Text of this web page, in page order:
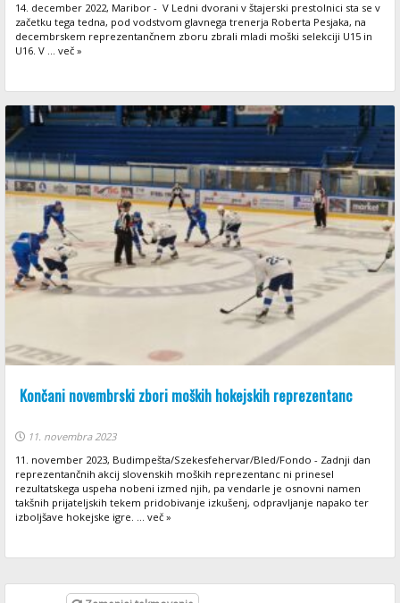
14. december 2022, Maribor - V Ledni dvorani v štajerski prestolnici sta se v
začetku tega tedna, pod vodstvom glavnega trenerja Roberta Pesjaka, na
decembrskem reprezentančnem zboru zbrali mladi moški selekciji U15 in
U16. V ... več »
Končani novembrski zbori moških hokejskih reprezentanc
11. novembra 2023
11. november 2023, Budimpešta/Szekesfehervar/Bled/Fondo - Zadnji dan
reprezentančnih akcij slovenskih moških reprezentanc ni prinesel
rezultatskega uspeha nobeni izmed njih, pa vendarle je osnovni namen
takšnih prijateljskih tekem pridobivanje izkušenj, odpravljanje napako ter
izboljšave hokejske igre. ... več »